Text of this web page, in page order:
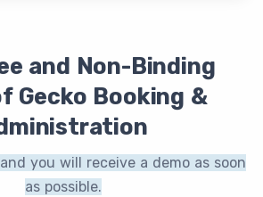
and Non-Binding
Gecko Booking &
you will receive a demo as soon
as possible.